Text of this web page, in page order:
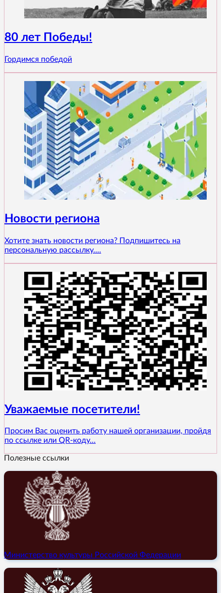
80 лет Победы!
Гордимся победой
Новости региона
Хотите знать новости региона? Подпишитесь на
персональную рассылку....
Уважаемые посетители!
Просим Вас оценить работу нашей организации, пройдя
по ссылке или QR-коду...
Полезные ссылки
Министерство культуры Российской Федерации